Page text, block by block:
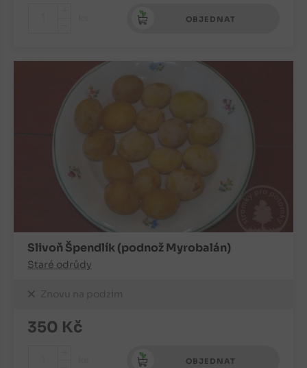
OBJEDNAT
Slivoň Špendlík (podnož Myrobalán)
Staré odrůdy
Znovu na podzim
350 Kč
OBJEDNAT